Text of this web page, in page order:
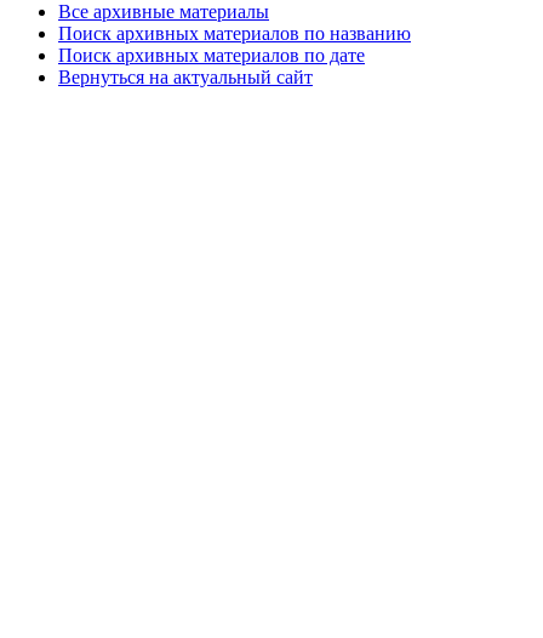
Все архивные материалы
Поиск архивных материалов по названию
Поиск архивных материалов по дате
Вернуться на актуальный сайт